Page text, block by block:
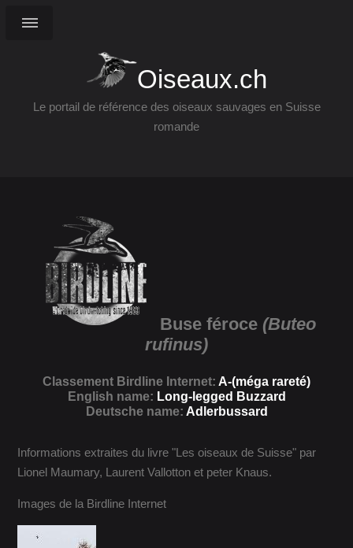
Oiseaux.ch
Le portail de référence des oiseaux sauvages en Suisse
romande
Buse féroce (Buteo
rufinus)
Classement Birdline Internet: A-(méga rareté)
English name: Long-legged Buzzard
Deutsche name: Adlerbussard
Informations extraites du livre "Les oiseaux de Suisse" par
Lionel Maumary, Laurent Vallotton et peter Knaus.
Images de la Birdline Internet